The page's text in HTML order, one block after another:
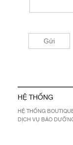
HỆ THỐNG
HỆ THỐNG
DỊCH VỤ BẢO